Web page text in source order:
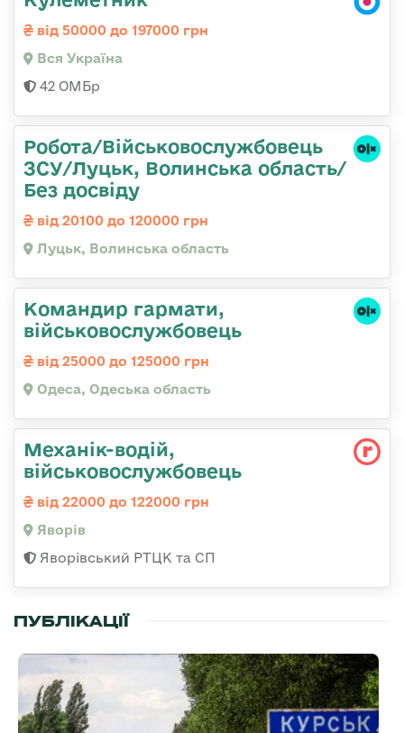
від 50000 до 197000 грн
Вся Україна
42 ОМБр
Робота/Військовослужбовець
ЗСУ/Луцьк, Волинська область/
Без досвіду
від 20100 до 120000 грн
Луцьк, Волинська область
Командир гаpмати,
військовослужбовець
від 25000 до 125000 грн
Одеса, Одеська область
Механік-водій,
військовослужбовець
від 22000 до 122000 грн
Яворів
Яворівський РТЦК та СП
ПУБЛІКАЦІЇ